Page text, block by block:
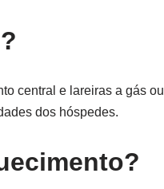
central e lareiras a gás ou
dos hóspedes.